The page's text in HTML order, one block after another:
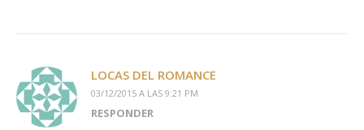
LOCAS DEL ROMANCE
03/12/2015 A LAS 9:21 PM
RESPONDER